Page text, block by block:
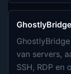
GhostlyBridge
van servers,
SSH, RDP en